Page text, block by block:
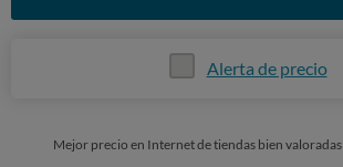
Alerta de precio
Mejor precio en Internet de tiendas bien valoradas